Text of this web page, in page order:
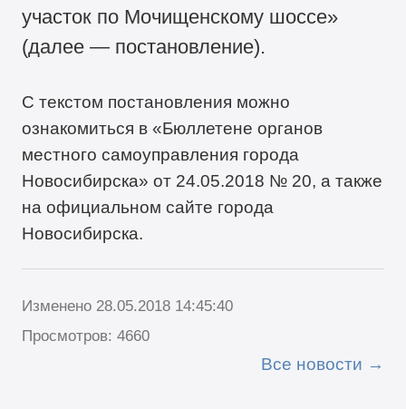
участок по Мочищенскому шоссе»
(далее — постановление).
С текстом постановления можно
ознакомиться в «Бюллетене органов
местного самоуправления города
Новосибирска» от 24.05.2018 № 20, а также
на официальном сайте города
Новосибирска.
Изменено 28.05.2018 14:45:40
Просмотров: 4660
Все новости